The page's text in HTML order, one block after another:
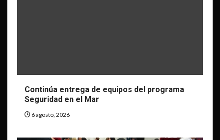
Continúa entrega de equipos del programa
Seguridad en el Mar
6 agosto, 2026